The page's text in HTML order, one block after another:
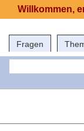
Fragen
Willkommen,